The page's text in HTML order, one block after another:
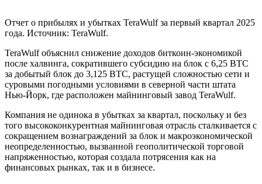
Отчет о прибылях и убытках TeraWulf за первый квартал 2025
года. Источник: TeraWulf.
TeraWulf объяснил снижение доходов биткоин-экономикой
после халвинга, сократившего субсидию на блок с 6,25 BTC
за добытый блок до 3,125 BTC, растущей сложностью сети и
суровыми погодными условиями в северной части штата
Нью-Йорк, где расположен майнинговый завод TeraWulf.
Компания не одинока в убытках за квартал, поскольку и без
того высококонкурентная майнинговая отрасль сталкивается с
сокращением вознаграждений за блок и макроэкономической
неопределенностью, вызванной геополитической торговой
напряженностью, которая создала потрясения как на
финансовых рынках, так и в бизнесе.